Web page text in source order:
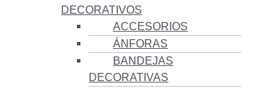
DECORATIVOS
ACCESORIOS
ÁNFORAS
BANDEJAS
DECORATIVAS